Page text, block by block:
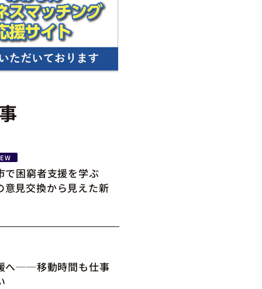
で困窮者支援を学ぶ
見交換から見えた新
へ──移動時間も仕事